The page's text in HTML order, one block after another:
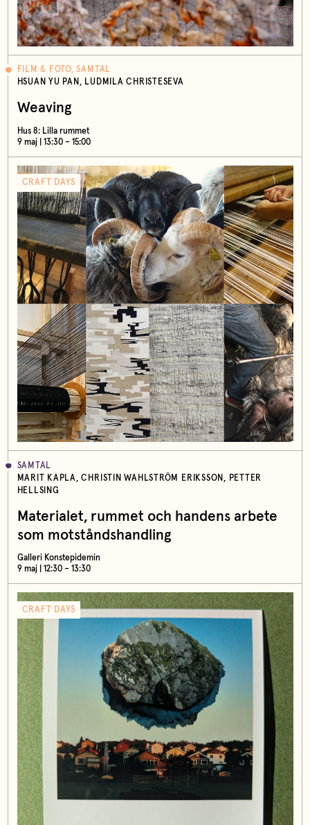
FILM & FOTO, SAMTAL
HSUAN YU PAN, LUDMILA CHRISTESEVA
Weaving
Hus 8: Lilla rummet
9 maj | 13:30 – 15:00
CRAFT DAYS
SAMTAL
MARIT KAPLA, CHRISTIN WAHLSTRÖM ERIKSSON, PETTER
HELLSING
Materialet, rummet och handens arbete
som motståndshandling
Galleri Konstepidemin
9 maj | 12:30 – 13:30
CRAFT DAYS